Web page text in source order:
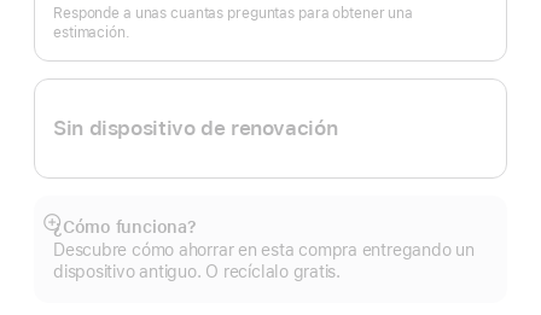
página
Responde a unas cuantas preguntas para obtener una
estimación.
Sin dispositivo de renovación
¿Cómo funciona?
Descubre cómo ahorrar en esta compra entregando un
dispositivo antiguo. O recíclalo gratis.
Mostrar
más